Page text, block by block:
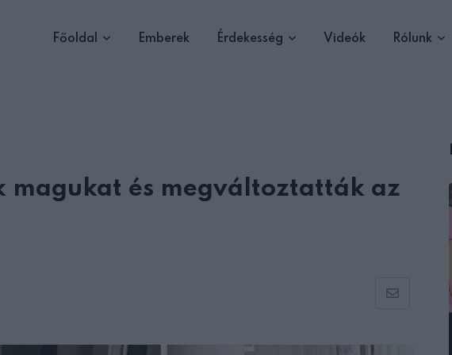
Főoldal Emberek Érdekesség Videók Rólunk
magukat és megváltoztatták az
Share